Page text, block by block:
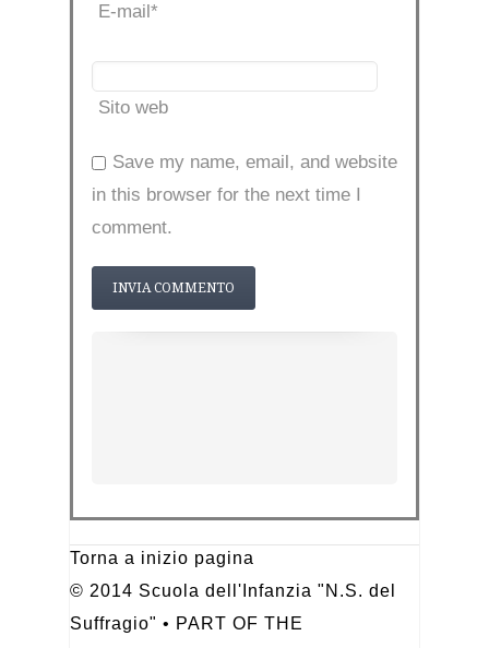
E-mail*
Sito web
Save my name, email, and website
in this browser for the next time I
comment.
Torna a inizio pagina
© 2014 Scuola dell'Infanzia "N.S. del
Suffragio" • PART OF THE